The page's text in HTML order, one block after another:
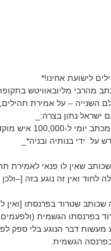
לישועת אחינו!*
מהרבי מליובאוויטש
השנייה – על אמירת
ישראל נתון בצרה:_
🕯️ _*מכתב
על ידי בנותיה ובניה*_
שאין לו פנאי לאמירת
לחוד ואין זה נוגע בזה
שכותב שטרוד בפרנסתו [ואין
בפרנסתו הגשמית
מעשות דבר הנוגע בלי ספק
הגשמית.